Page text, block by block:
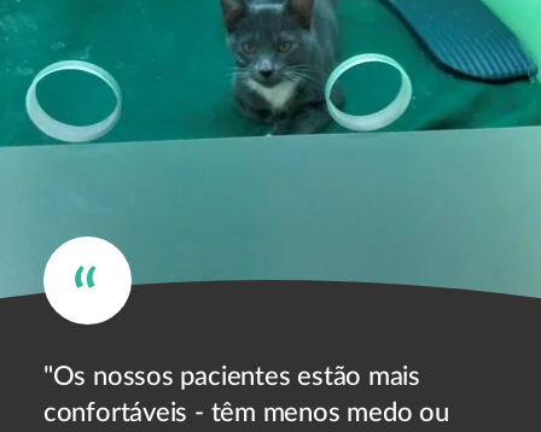
"Os nossos pacientes estão mais
confortáveis - têm menos medo ou